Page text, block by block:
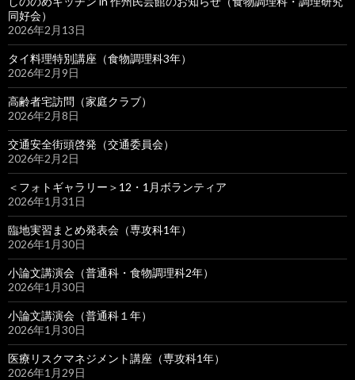
同好会）
2026年2月13日
タイ料理特別講座（食物調理科3年）
2026年2月9日
高齢者宅訪問（家庭クラブ）
2026年2月8日
交通安全街頭啓発（交通委員会）
2026年2月2日
＜フォトギャラリー＞12・1月ボランティア
2026年1月31日
臨地実習まとめ発表会（専攻科1年）
2026年1月30日
小論文講演会（普通科・食物調理科2年）
2026年1月30日
小論文講演会（普通科１年）
2026年1月30日
医療リスクマネジメント講座（専攻科1年）
2026年1月29日